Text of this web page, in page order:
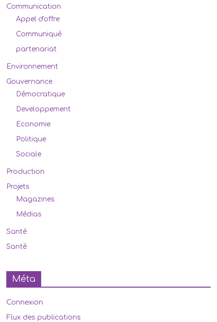
Communication
Appel d'offre
Communiqué
partenariat
Environnement
Gouvernance
Démocratique
Developpement
Economie
Politique
Sociale
Production
Projets
Magazines
Médias
Santé
Santé
Méta
Connexion
Flux des publications